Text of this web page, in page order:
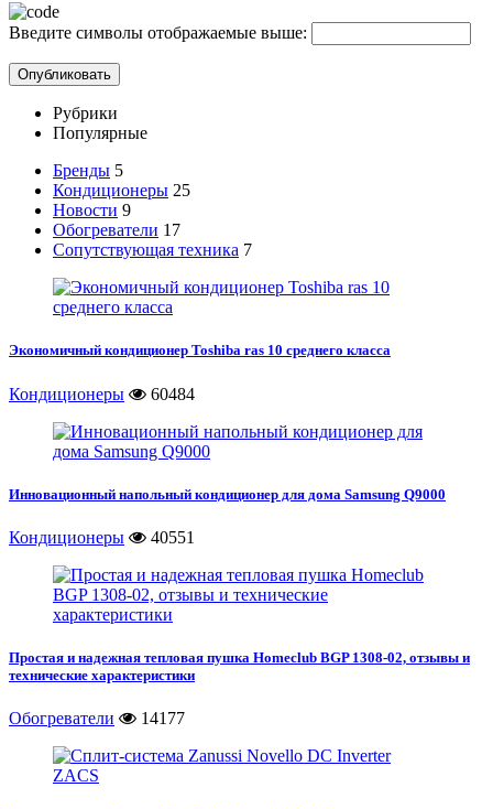
Введите символы отображаемые выше:
Рубрики
Популярные
Бренды 5
Кондиционеры 25
Новости 9
Обогреватели 17
Сопутствующая техника 7
Экономичный кондиционер Toshiba ras 10 среднего класса
Кондиционеры 60484
Инновационный напольный кондиционер для дома Samsung Q9000
Кондиционеры 40551
Простая и надежная тепловая пушка Homeclub BGP 1308-02, отзывы и
технические характеристики
Обогреватели 14177